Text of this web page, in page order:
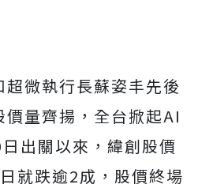
微執行長蘇姿丰先後
量齊揚，全台掀起AI
出關以來，緯創股價
就跌逾2成，股價終場